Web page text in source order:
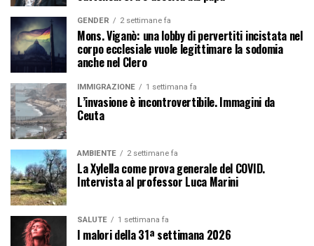
GENDER 2 settimane fa
Mons. Viganò: una lobby di pervertiti incistata nel
corpo ecclesiale vuole legittimare la sodomia
anche nel Clero
IMMIGRAZIONE 1 settimana fa
L’invasione è incontrovertibile. Immagini da
Ceuta
AMBIENTE 2 settimane fa
La Xylella come prova generale del COVID.
Intervista al professor Luca Marini
SALUTE 1 settimana fa
I malori della 31ª settimana 2026